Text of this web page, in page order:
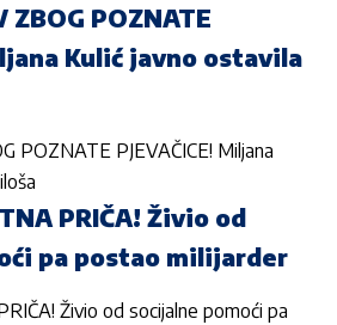
ZBOG POZNATE
Kulić javno ostavila
POZNATE PJEVAČICE! Miljana
PRIČA! Živio od
pa postao milijarder
Živio od socijalne pomoći pa